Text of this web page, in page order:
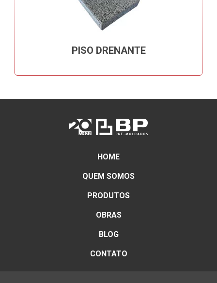
PISO DRENANTE
HOME
QUEM SOMOS
PRODUTOS
OBRAS
BLOG
CONTATO